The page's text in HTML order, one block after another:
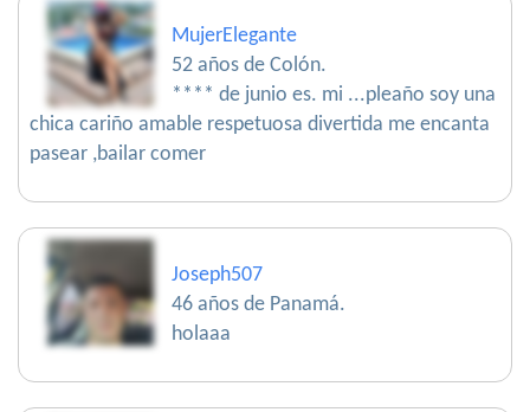
MujerElegante
52 años de Colón.
**** de junio es. mi ...pleaño soy una
chica cariño amable respetuosa divertida me encanta
pasear ,bailar comer
Joseph507
46 años de Panamá.
holaaa